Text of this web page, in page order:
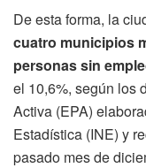
De esta forma, la
cuatro municipios
personas sin
el 10,6%, según los
Activa (EPA)
Estadística (INE) y
pasado mes de